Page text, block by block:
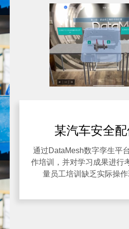
某汽车安全
通过DataMesh数字孪生平
作培训，并对学习成果进行
量员工培训缺乏实际操作